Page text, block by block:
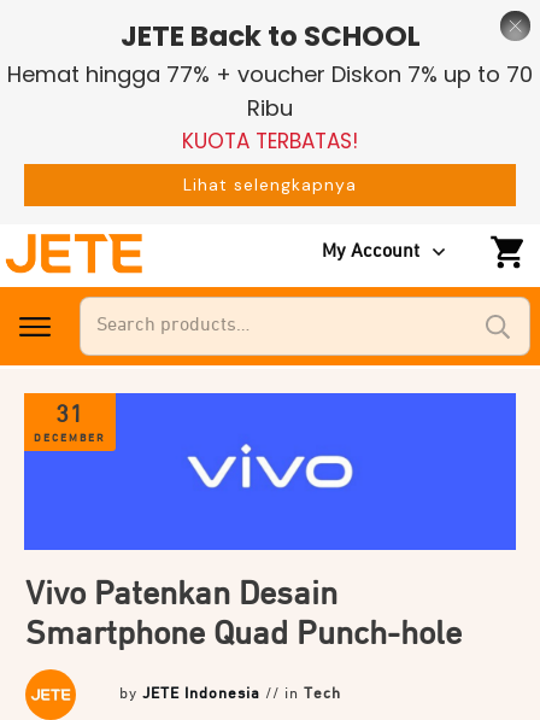
My Account
31
DECEMBER
Vivo Patenkan Desain
Smartphone Quad Punch-hole
by JETE Indonesia // in Tech
JETE Back to SCHOOL
Hemat hingga 77% + voucher Diskon 7% up to 70
Ribu
KUOTA TERBATAS!
Lihat selengkapnya